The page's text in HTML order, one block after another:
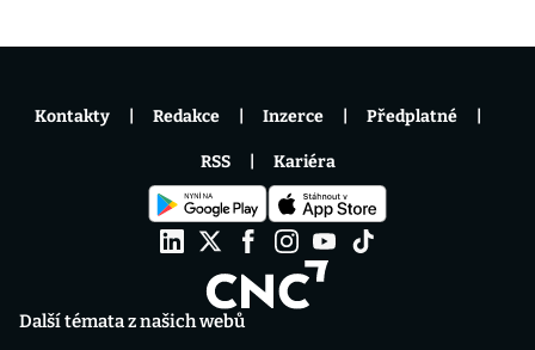
Další témata z našich webů
Kontakty Redakce Inzerce Předplatné
RSS Kariéra